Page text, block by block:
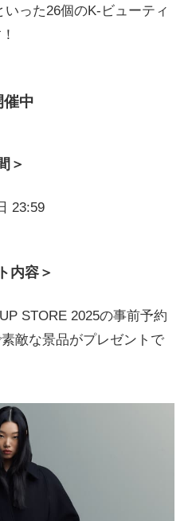
いった26個のK-ビューティ
催中
＞
23:59
内容＞
STORE 2025の事前予約
敵な景品がプレゼントで